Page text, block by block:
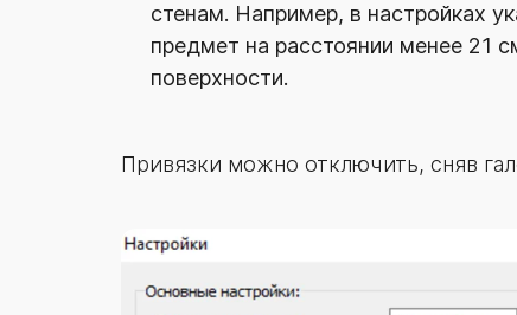
стенам. Например, в настройках
предмет на расстоянии менее 21
поверхности.
Привязки можно отключить, сняв